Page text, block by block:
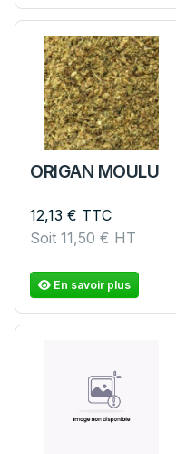
ORIGAN MOULU
12,13 € TTC
Soit 11,50 € HT
En savoir plus